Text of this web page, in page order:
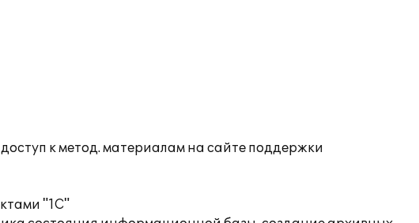
к метод. материалам на сайте поддержки
"1С"